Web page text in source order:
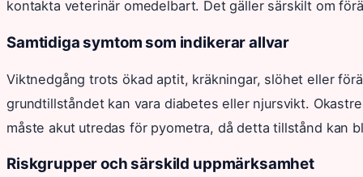
kontakta veterinär omedelbart. Det gäller särskilt om
Samtidiga symtom som indikerar allvar
Viktnedgång trots ökad aptit, kräkningar, slöhet eller
grundtillståndet kan vara diabetes eller njursvikt.
måste akut utredas för pyometra, då detta tillstånd kan
Riskgrupper och särskild uppmärksamhet